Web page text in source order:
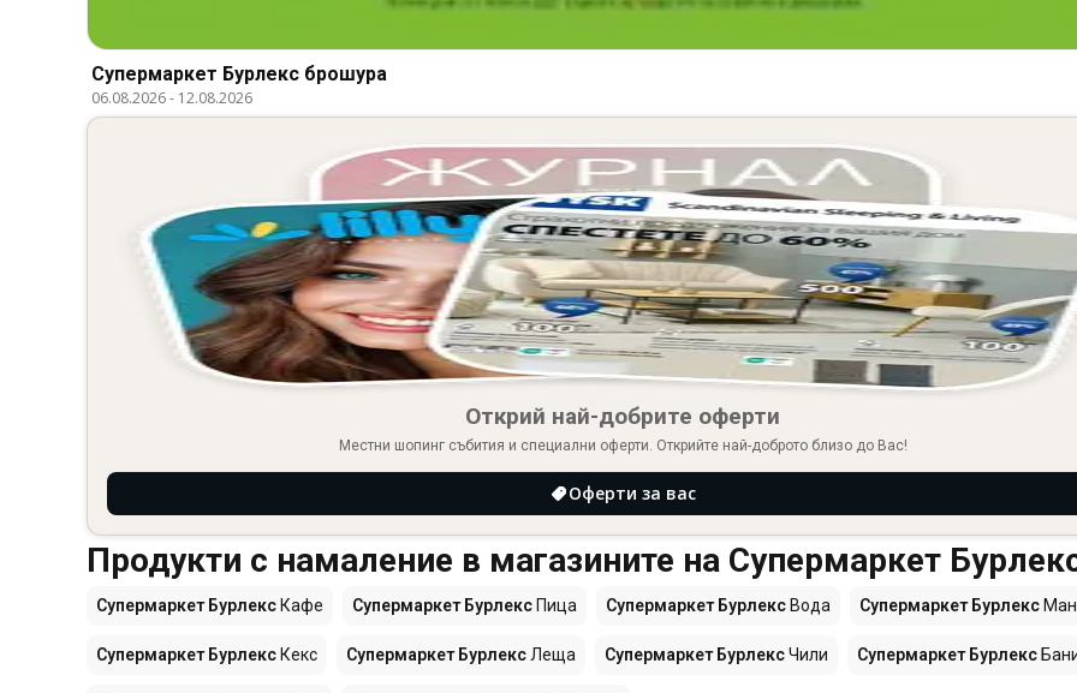
Супермаркет Бурлекс брошура
06.08.2026- 12.08.2026
Открий най-добрите оферти
Местни шопинг събития и специални оферти. Открийте най-доброто близо до Вас!
Оферти за вас
Продукти с намаление в магазините на Супермаркет
Супермаркет Бурлекс Кафе Супермаркет Бурлекс Пица Супермаркет Бурлекс Вода Супермаркет Бурлекс
Супермаркет Бурлекс Кекс Супермаркет БурлексЛеща Супермаркет БурлексЧили Супермаркет Бурлекс